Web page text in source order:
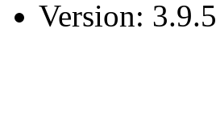
Version: 3.9.5